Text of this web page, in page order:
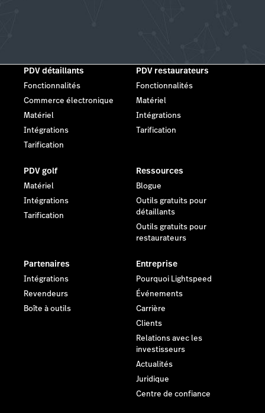
PDV détaillants
Fonctionnalités
Commerce électronique
Matériel
Intégrations
Tarification
PDV restaurateurs
Fonctionnalités
Matériel
Intégrations
Tarification
PDV golf
Matériel
Intégrations
Tarification
Ressources
Blogue
Outils gratuits pour
détaillants
Outils gratuits pour
restaurateurs
Partenaires
Intégrations
Revendeurs
Boîte à outils
Entreprise
Pourquoi Lightspeed
Événements
Carrière
Clients
Relations avec les
investisseurs
Actualités
Juridique
Centre de confiance